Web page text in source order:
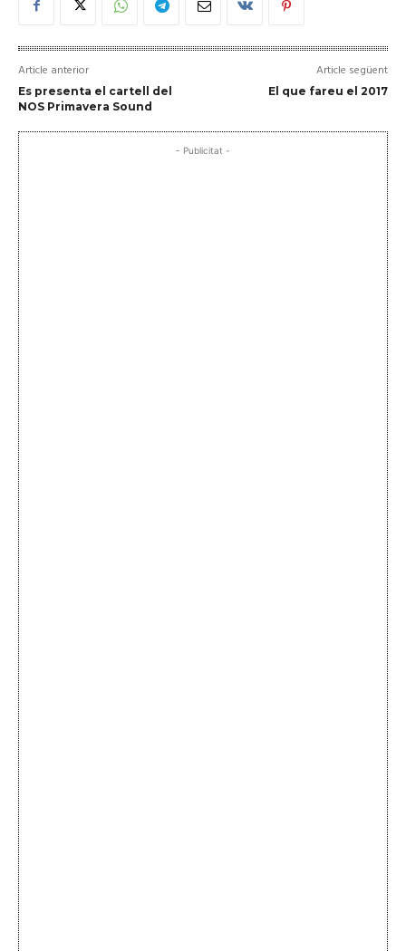
Article anterior
Es presenta el cartell del
NOS Primavera Sound
Article següent
El que fareu el 2017
- Publicitat -